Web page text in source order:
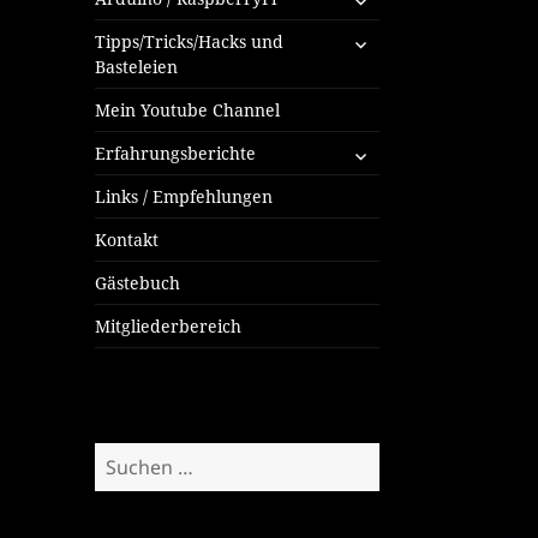
öffnen
Tipps/Tricks/Hacks und
Basteleien
untermenü
Mein Youtube Channel
Erfahrungsberichte
untermenü
öffnen
Links / Empfehlungen
Kontakt
Gästebuch
Mitgliederbereich
Suchen
nach: